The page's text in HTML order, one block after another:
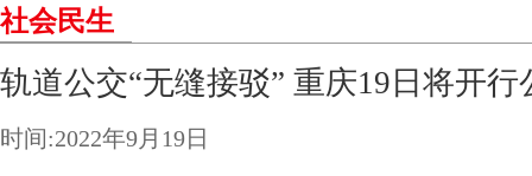
社会民生
轨道公交“无缝接驳” 重庆19日将开行
时间:2022年9月19日